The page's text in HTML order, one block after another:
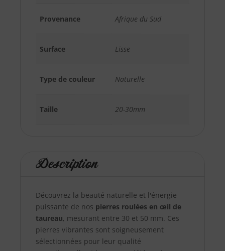
Provenance Afrique du Sud
Surface Lisse
Type de couleur Naturelle
Taille 20-30mm
Description
Découvrez la beauté naturelle et l'énergie
puissante de nos pierres roulées en œil de
taureau, mesurant entre 30 et 50 mm. Ces
pierres vibrantes sont soigneusement
sélectionnées pour leur qualité